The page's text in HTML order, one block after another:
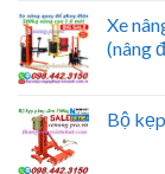
Xe
(nâng
Bộ